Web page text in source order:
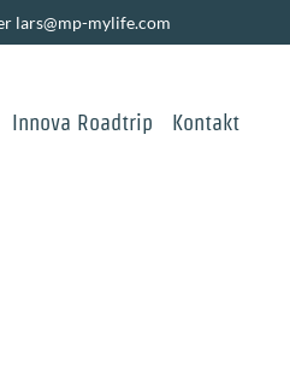
lars@mp-mylife.com
Innova Roadtrip Kontakt